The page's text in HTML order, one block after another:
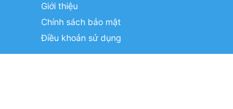
Giới thiệu
Chính sách bảo mật
Điều khoản sử dụng